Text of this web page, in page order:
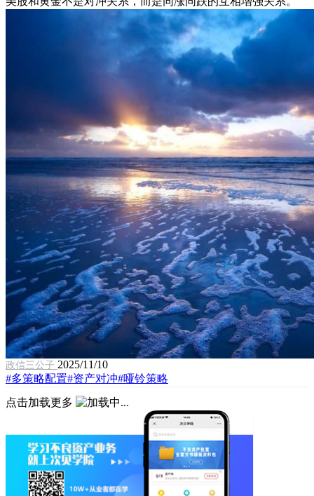
政信三公子 2025/11/10
#多策略配置#资产对冲#哑铃策略
点击加载更多